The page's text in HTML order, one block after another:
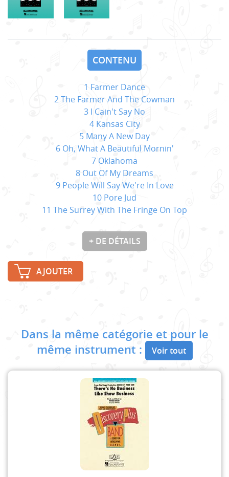
CONTENU
1 Farmer Dance
2 The Farmer And The Cowman
3 I Cain't Say No
4 Kansas City
5 Many A New Day
6 Oh, What A Beautiful Mornin'
7 Oklahoma
8 Out Of My Dreams
9 People Will Say We're In Love
10 Pore Jud
11 The Surrey With The Fringe On Top
+ DE DÉTAILS
AJOUTER
Dans la même catégorie et pour le
même instrument :
Voir tout